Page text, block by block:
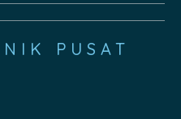
PUSAT